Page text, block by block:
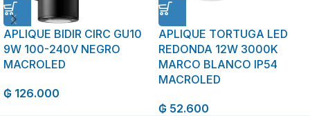
APLIQUE BIDIR CIRC GU10
9W 100-240V NEGRO
MACROLED
₲ 126.000
APLIQUE TORTUGA LED
REDONDA 12W 3000K
MARCO BLANCO IP54
MACROLED
₲ 52.600